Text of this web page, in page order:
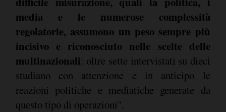
media e le numerose complessità
regolatorie, assumono un peso sempre più
incisivo e riconosciuto nelle scelte delle
multinazionali: oltre sette intervistati su dieci
studiano con attenzione e in anticipo le
reazioni politiche e mediatiche generate da
questo tipo di operazioni".